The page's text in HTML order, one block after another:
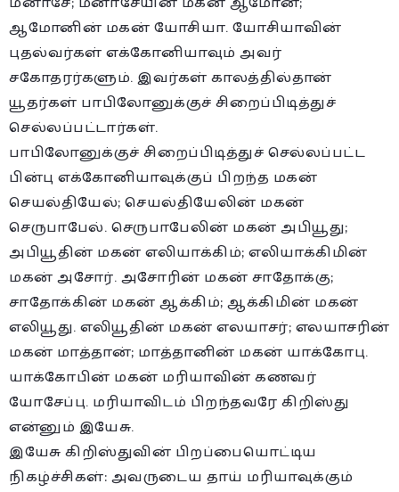
ஆமோனின் மகன் யோசியா. யோசியாவின்
புதல்வர்கள் எக்கோனியாவும் அவர்
சகோதரர்களும். இவர்கள் காலத்தில்தான்
யூதர்கள் பாபிலோனுக்குச் சிறைப்பிடித்துச்
செல்லப்பட்டார்கள்.
பாபிலோனுக்குச் சிறைப்பிடித்துச் செல்லப்பட்ட
பின்பு எக்கோனியாவுக்குப் பிறந்த மகன்
செயல்தியேல்; செயல்தியேலின் மகன்
செருபாபேல். செருபாபேலின் மகன் அபியூது;
அபியூதின் மகன் எலியாக்கிம்; எலியாக்கிமின்
மகன் அசோர். அசோரின் மகன் சாதோக்கு;
சாதோக்கின் மகன் ஆக்கிம்; ஆக்கிமின் மகன்
எலியூது. எலியூதின் மகன் எலயாசர்; எலயாசரின்
மகன் மாத்தான்; மாத்தானின் மகன் யாக்கோபு.
யாக்கோபின் மகன் மரியாவின் கணவர்
யோசேப்பு. மரியாவிடம் பிறந்தவரே கிறிஸ்து
என்னும் இயேசு.
இயேசு கிறிஸ்துவின் பிறப்பையொட்டிய
நிகழ்ச்சிகள்: அவருடைய தாய் மரியாவுக்கும்